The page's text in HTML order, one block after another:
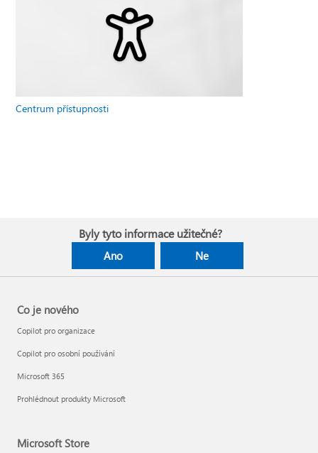
Centrum přístupnosti
Byly tyto informace užitečné?
Ano Ne
Co je nového
Copilot pro organizace
Copilot pro osobní používání
Microsoft 365
Prohlédnout produkty Microsoft
Microsoft Store